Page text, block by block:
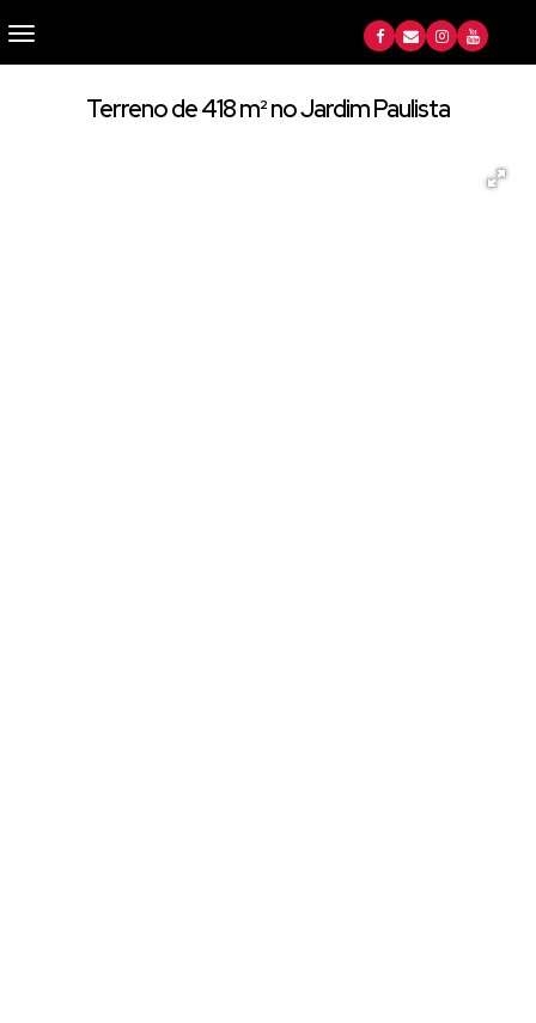
Terreno de 418 m² no Jardim Paulista